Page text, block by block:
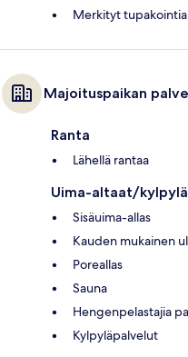
Merkityt
Majoituspaikan
Ranta
Lähellä rantaa
Uima-altaat/kylpylä
Sisäuima-allas
Kauden mukainen
Poreallas
Sauna
Hengenpelastajia
Kylpyläpalvelut